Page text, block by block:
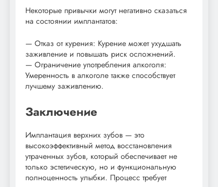
Некоторые привычки могут негативно сказаться
на состоянии имплантатов:
— Отказ от курения: Курение может ухудшать
заживление и повышать риск осложнений.
— Ограничение употребления алкоголя:
Умеренность в алкоголе также способствует
лучшему заживлению.
Заключение
Имплантация верхних зубов — это
высокоэффективный метод восстановления
утраченных зубов, который обеспечивает не
только эстетическую, но и функциональную
полноценность улыбки. Процесс требует